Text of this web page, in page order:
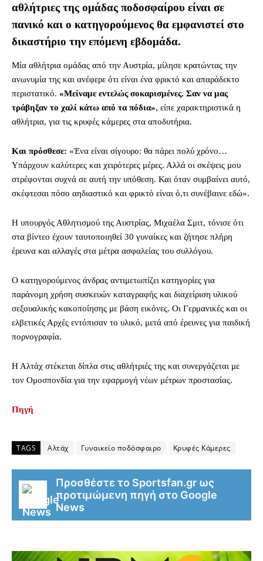
αθλήτριες της ομάδας ποδοσφαίρου είναι σε
πανικό και ο κατηγορούμενος θα εμφανιστεί στο
δικαστήριο την επόμενη εβδομάδα.
Μία αθλήτρια ομάδας από την Αυστρία, μίλησε κρατώντας την
ανωνυμία της και ανέφερε ότι είναι ένα φρικτό και απαράδεκτο
περιστατικό. «Μείναμε εντελώς σοκαρισμένες. Σαν να μας
τράβηξαν το χαλί κάτω από τα πόδια», είπε χαρακτηριστικά η
αθλήτρια, για τις κρυφές κάμερες στα αποδυτήρια.
Και πρόσθεσε: «Ένα είναι σίγουρο: θα πάρει πολύ χρόνο…
Υπάρχουν καλύτερες και χειρότερες μέρες. Αλλά οι σκέψεις μου
στρέφονται συχνά σε αυτή την υπόθεση. Και όταν συμβαίνει αυτό,
σκέφτεσαι πόσο αηδιαστικό και φρικτό είναι ό,τι συνέβαινε εδώ».
Η υπουργός Αθλητισμού της Αυστρίας, Μιχαέλα Σμιτ, τόνισε ότι
στα βίντεο έχουν ταυτοποιηθεί 30 γυναίκες και ζήτησε πλήρη
έρευνα και αλλαγές στα μέτρα ασφαλείας του συλλόγου.
Ο κατηγορούμενος άνδρας αντιμετωπίζει κατηγορίες για
παράνομη χρήση συσκευών καταγραφής και διαχείριση υλικού
σεξουαλικής κακοποίησης με βάση εικόνες. Οι Γερμανικές και οι
ελβετικές Αρχές εντόπισαν το υλικό, μετά από έρευνες για παιδική
πορνογραφία.
Η Αλτάχ στέκεται δίπλα στις αθλήτριές της και συνεργάζεται με
τον Ομοσπονδία για την εφαρμογή νέων μέτρων προστασίας.
Πηγή
TAGS Αλτάχ Γυναικείο ποδόσφαιρο Κρυφές Κάμερες
Προσθέστε το Sportsfan.gr ως
προτιμώμενη πηγή στο Google
News